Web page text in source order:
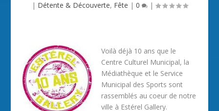
| Détente & Découverte, Fête | 0 |
Voilà déjà 10 ans que le
Centre Culturel Municipal, la
Médiathèque et le Service
Municipal des Sports sont
rassemblés au coeur de notre
ville à Estérel Gallery.